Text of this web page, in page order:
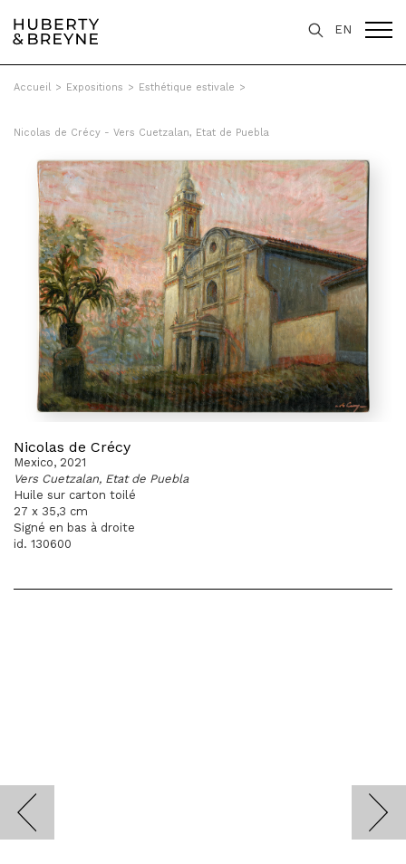
EN
Accueil > Expositions > Esthétique estivale >
Nicolas de Crécy - Vers Cuetzalan, Etat de Puebla
Nicolas de Crécy
Mexico, 2021
Vers Cuetzalan, Etat de Puebla
Huile sur carton toilé
27 x 35,3 cm
Signé en bas à droite
id. 130600